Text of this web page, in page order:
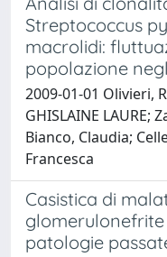
Streptococcus
macrolidi:
popolazione
2009-01-01 Olivieri,
GHISLAINE LAURE;
Bianco, Claudia;
Francesca
Casistica di
patologie